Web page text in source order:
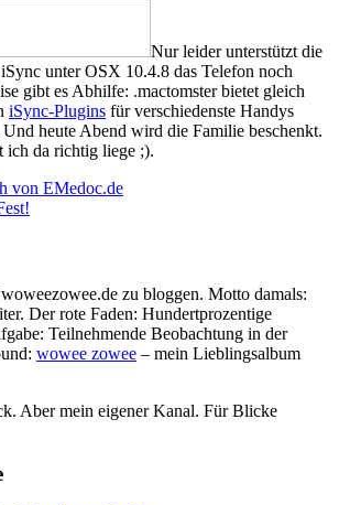
Nur leider unterstützt die
unter OSX 10.4.8 das Telefon noch
gibt es Abhilfe: .mactomster bietet gleich
iSync-Plugins für verschiedenste Handys
heute Abend wird die Familie beschenkt.
ich da richtig liege ;).
von EMedoc.de
zu bloggen. Motto damals:
Der rote Faden: Hundertprozentige
Teilnehmende Beobachtung in der
wowee zowee – mein Lieblingsalbum
Aber mein eigener Kanal. Für Blicke